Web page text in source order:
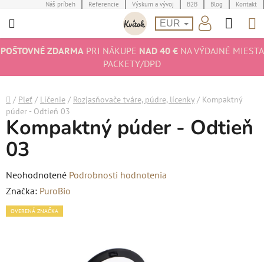
na
Náš príbeh Referencie Výskum a vývoj B2B Blog Kontakt
EUR
POŠTOVNÉ ZDARMAPRI NÁKUPE NAD 40 €NA VÝDAJNÉ MIESTA
PACKETY/DPD
Domov
/ Pleť / Líčenie / Rozjasňovače tváre, púdre, lícenky / Kompaktný
púder - Odtieň 03
Kompaktný púder - Odtieň
03
Priemerné
hodnotenie
produktu
Neohodnotené Podrobnosti hodnotenia
Značka: PuroBio
OVERENÁ ZNAČKA